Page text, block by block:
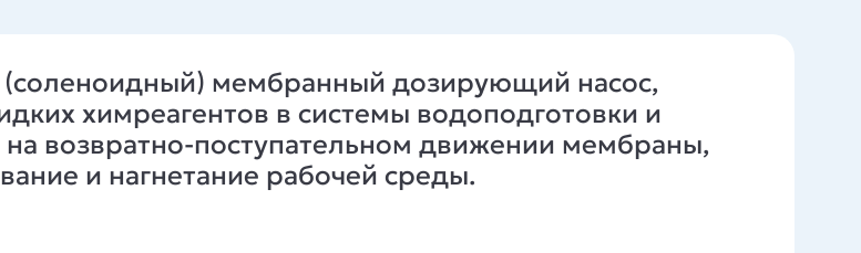
(соленоидный) мембранный дозирующий насос,
химреагентов в системы водоподготовки и
возвратно-поступательном движении мембраны,
и нагнетание рабочей среды.